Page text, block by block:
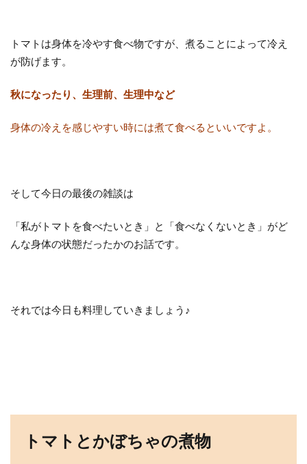
トマトは身体を冷やす食べ物ですが、煮ることによって冷え
が防げます。
秋になったり、生理前、生理中など
身体の冷えを感じやすい時には煮て食べるといいですよ。
そして今日の最後の雑談は
「私がトマトを食べたいとき」と「食べなくないとき」がど
んな身体の状態だったかのお話です。
それでは今日も料理していきましょう♪
トマトとかぼちゃの煮物